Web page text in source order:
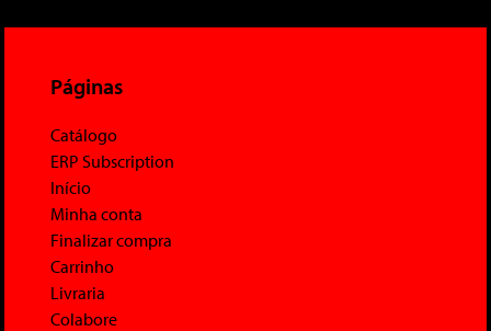
Páginas
Catálogo
ERP Subscription
Início
Minha conta
Finalizar compra
Carrinho
Livraria
Colabore